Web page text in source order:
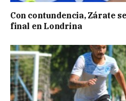
Con contundencia, Zárate
final en Londrina